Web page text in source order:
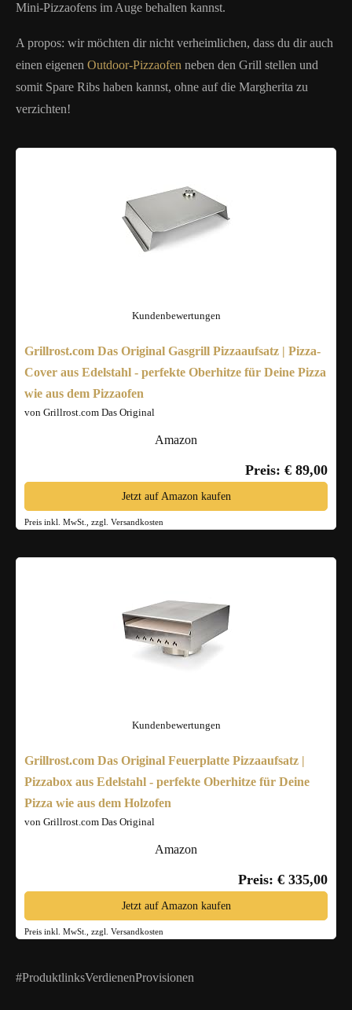
Mini-Pizzaofens im Auge behalten kannst.
A propos: wir möchten dir nicht verheimlichen, dass du dir auch
einen eigenen Outdoor-Pizzaofen neben den Grill stellen und
somit Spare Ribs haben kannst, ohne auf die Margherita zu
verzichten!
Kundenbewertungen
Grillrost.com Das Original Gasgrill Pizzaaufsatz | Pizza-
Cover aus Edelstahl - perfekte Oberhitze für Deine Pizza
wie aus dem Pizzaofen
von Grillrost.com Das Original
Amazon
Preis: € 89,00
Jetzt auf Amazon kaufen
Preis inkl. MwSt., zzgl. Versandkosten
Kundenbewertungen
Grillrost.com Das Original Feuerplatte Pizzaaufsatz |
Pizzabox aus Edelstahl - perfekte Oberhitze für Deine
Pizza wie aus dem Holzofen
von Grillrost.com Das Original
Amazon
Preis: € 335,00
Jetzt auf Amazon kaufen
Preis inkl. MwSt., zzgl. Versandkosten
#ProduktlinksVerdienenProvisionen